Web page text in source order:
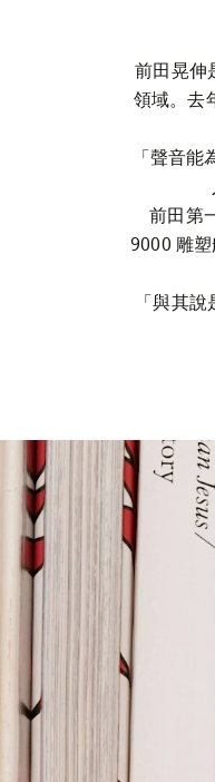
前田晃伸
領域。去
「聲音
前田第
9000 雕
「與其